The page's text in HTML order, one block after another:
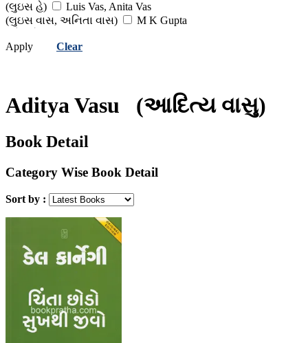
(લુઇસ હે)
Luis Vas, Anita Vas
(લુઇસ વાસ, અનિતા વાસ)
M K Gupta
(મિલ્ખા સિંહ)
N Chokkan
(રસ્કિન બોન્ડ )
Subroto Bagchi
(સુબ્રોતો બાગ્ચી)
Apply Clear
Aditya Vasu (આદિત્ય વાસુ)
Book Detail
Category Wise Book Detail
Sort by :